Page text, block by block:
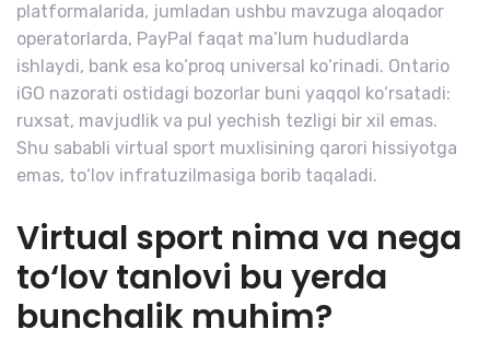
platformalarida, jumladan ushbu mavzuga aloqador
operatorlarda, PayPal faqat ma’lum hududlarda
ishlaydi, bank esa ko‘proq universal ko‘rinadi. Ontario
iGO nazorati ostidagi bozorlar buni yaqqol ko‘rsatadi:
ruxsat, mavjudlik va pul yechish tezligi bir xil emas.
Shu sababli virtual sport muxlisining qarori hissiyotga
emas, to‘lov infratuzilmasiga borib taqaladi.
Virtual sport nima va nega
to‘lov tanlovi bu yerda
bunchalik muhim?